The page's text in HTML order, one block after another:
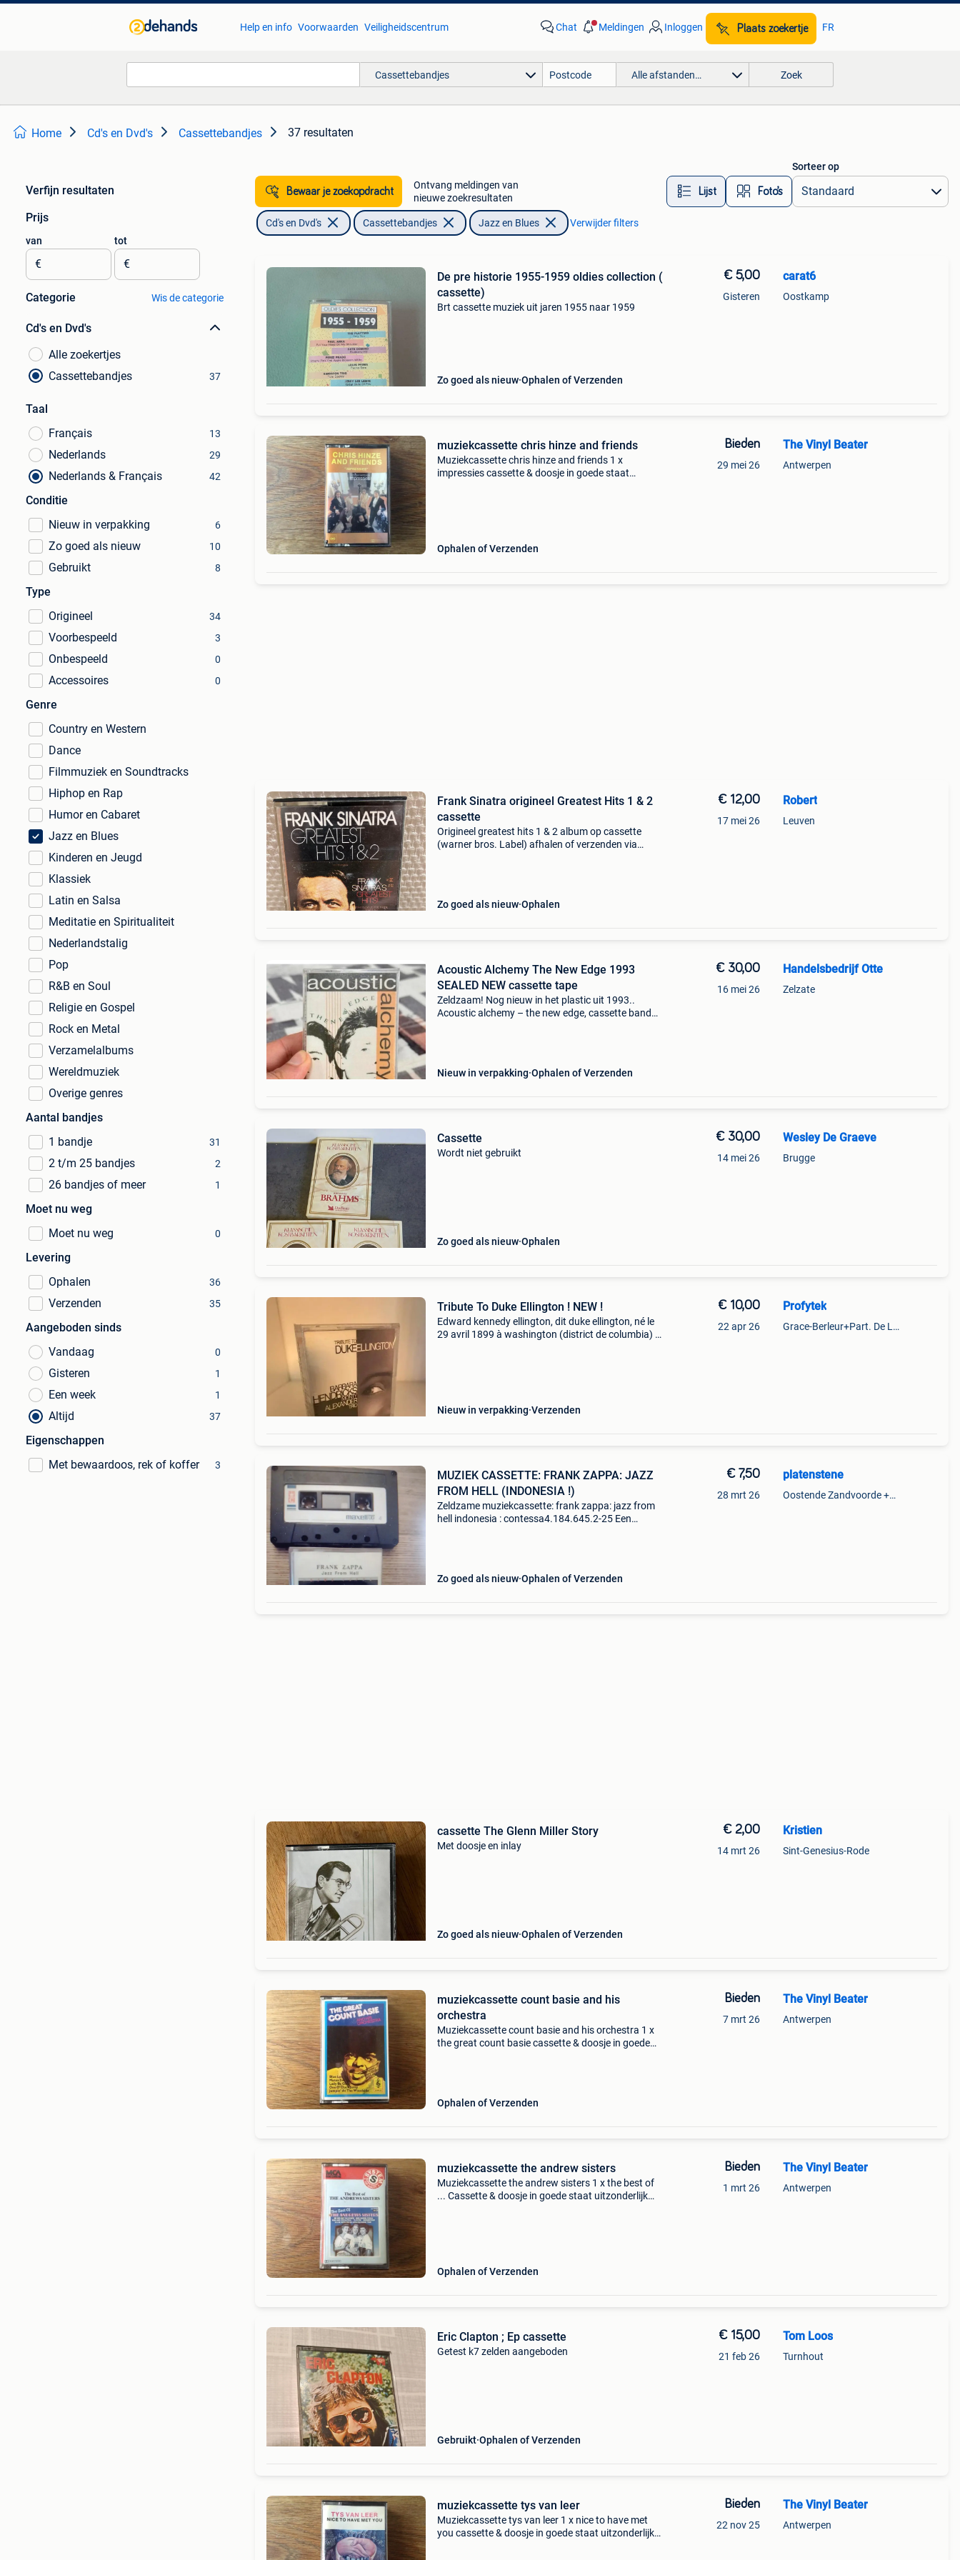
Help en info Voorwaarden Veiligheidscentrum Chat Meldingen Inloggen Plaats zoekertje FR
Cassettebandjes Alle afstanden… Zoek
Home Cd's en Dvd's Cassettebandjes 37 resultaten
Verfijn resultaten
Prijs
van
€
tot
€
Categorie Wis de categorie
Cd's en Dvd's
Alle zoekertjes
Cassettebandjes
37
Taal
Français
13
Nederlands 29
Nederlands & Français 42
Conditie
Nieuw in verpakking
6
Zo goed als nieuw 10
Gebruikt 8
Type
Origineel
34
Voorbespeeld 3
Onbespeeld 0
Accessoires 0
Genre
Country en Western
Dance
Filmmuziek en Soundtracks
Hiphop en Rap
Humor en Cabaret
Jazz en Blues
Kinderen en Jeugd
Klassiek
Latin en Salsa
Meditatie en Spiritualiteit
Nederlandstalig
Pop
R&B en Soul
Religie en Gospel
Rock en Metal
Verzamelalbums
Wereldmuziek
Overige genres
Aantal bandjes
1 bandje
31
2 t/m 25 bandjes 2
26 bandjes of meer 1
Moet nu weg
Moet nu weg
0
Levering
Ophalen
36
Verzenden 35
Aangeboden sinds
Vandaag
0
Gisteren 1
Een week 1
Altijd 37
Eigenschappen
Met bewaardoos, rek of koffer
3
Bewaar je zoekopdracht
Ontvang meldingen van
nieuwe zoekresultaten
Lijst Foto’s
Sorteer op
Cd's en Dvd's Cassettebandjes Jazz en Blues Verwijder filters
De pre historie 1955-1959 oldies collection (
cassette)
Brt cassette muziek uit jaren 1955 naar 1959
Zo goed als nieuw Ophalen of Verzenden
€ 5,00
Gisteren
carat6
Oostkamp
muziekcassette chris hinze and friends
Muziekcassette chris hinze and friends 1 x
impressies cassette & doosje in goede staat
Ophalen of Verzenden
Bieden
29 mei 26
The Vinyl Beater
Antwerpen
Frank Sinatra origineel Greatest Hits 1 & 2
cassette
Origineel greatest hits 1 & 2 album op cassette
(warner bros. Label) afhalen of verzenden via
Zo goed als nieuw Ophalen
€ 12,00
17 mei 26
Robert
Leuven
Acoustic Alchemy The New Edge 1993
SEALED NEW cassette tape
Zeldzaam! Nog nieuw in het plastic uit 1993..
Acoustic alchemy – the new edge, cassette band
Nieuw in verpakking Ophalen of Verzenden
€ 30,00
16 mei 26
Handelsbedrijf Otte
Zelzate
Cassette
Wordt niet gebruikt
Zo goed als nieuw Ophalen
€ 30,00
14 mei 26
Wesley De Graeve
Brugge
Tribute To Duke Ellington ! NEW !
Edward kennedy ellington, dit duke ellington, né le
29 avril 1899 à washington (district de columbia) et
Nieuw in verpakking Verzenden
€ 10,00
22 apr 26
Profytek
Grace-Berleur+Part. De Loncin
MUZIEK CASSETTE: FRANK ZAPPA: JAZZ
FROM HELL (INDONESIA !)
Zeldzame muziekcassette: frank zappa: jazz from
hell indonesia : contessa4.184.645.2-25 Een
Zo goed als nieuw Ophalen of Verzenden
€ 7,50
28 mrt 26
platenstene
Oostende Zandvoorde +Oostende
cassette The Glenn Miller Story
Met doosje en inlay
Zo goed als nieuw Ophalen of Verzenden
€ 2,00
14 mrt 26
Kristien
Sint-Genesius-Rode
muziekcassette count basie and his
orchestra
Muziekcassette count basie and his orchestra 1 x
the great count basie cassette & doosje in goede
Ophalen of Verzenden
Bieden
7 mrt 26
The Vinyl Beater
Antwerpen
muziekcassette the andrew sisters
Muziekcassette the andrew sisters 1 x the best of
... Cassette & doosje in goede staat uitzonderlijk
Ophalen of Verzenden
Bieden
1 mrt 26
The Vinyl Beater
Antwerpen
Eric Clapton ; Ep cassette
Getest k7 zelden aangeboden
Gebruikt Ophalen of Verzenden
€ 15,00
21 feb 26
Tom Loos
Turnhout
muziekcassette tys van leer
Muziekcassette tys van leer 1 x nice to have met
you cassette & doosje in goede staat uitzonderlijk
Bieden
22 nov 25
The Vinyl Beater
Antwerpen